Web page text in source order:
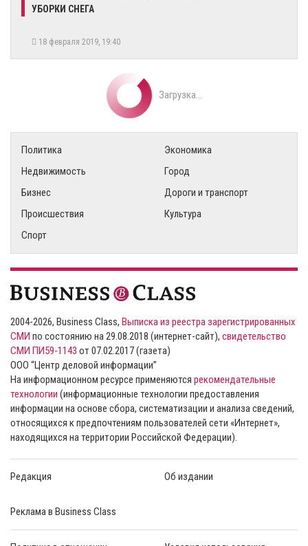
УБОРКИ СНЕГА
18 февраля 2019, 19:40
Загрузка...
Политика
Экономика
Недвижимость
Город
Бизнес
Дороги и транспорт
Происшествия
Культура
Спорт
2004-2026, Business Class, Выписка из реестра зарегистрированных
СМИ по состоянию на 29.08.2018 (интернет-сайт), свидетельство
СМИ ПИ59-1143 от 07.02.2017 (газета)
ООО “Центр деловой информации”
На информационном ресурсе применяются рекомендательные
технологии (информационные технологии предоставления
информации на основе сбора, систематизации и анализа сведений,
относящихся к предпочтениям пользователей сети «Интернет»,
находящихся на территории Российской Федерации).
Редакция Об издании
Реклама в Business Class